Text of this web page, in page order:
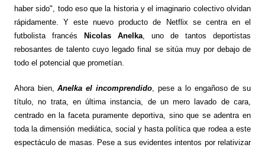
haber sido", todo eso que la historia y el imaginario colectivo olvidan
rápidamente. Y este nuevo producto de Netflix se centra en el
futbolista francés
Nicolas Anelka, uno de tantos deportistas
rebosantes de talento cuyo legado final se sitúa muy por debajo de
todo el potencial que prometían.
Ahora bien,Anelka el incomprendido, pese a lo engañoso de su
título, no trata, en última instancia, de un mero lavado de cara,
centrado en la faceta puramente deportiva, sino que se adentra en
toda la dimensión mediática, social y hasta política que rodea a este
espectáculo de masas. Pese a sus evidentes intentos por relativizar